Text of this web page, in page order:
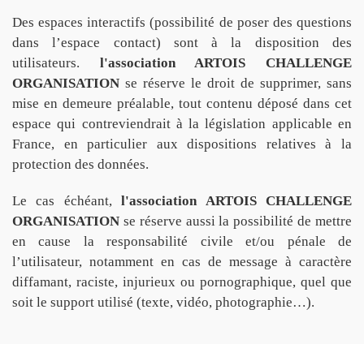
Des espaces interactifs (possibilité de poser des questions
dans l’espace contact) sont à la disposition des
utilisateurs. l'association ARTOIS CHALLENGE
ORGANISATION se réserve le droit de supprimer, sans
mise en demeure préalable, tout contenu déposé dans cet
espace qui contreviendrait à la législation applicable en
France, en particulier aux dispositions relatives à la
protection des données.
Le cas échéant,l'association ARTOIS CHALLENGE
ORGANISATION se réserve aussi la possibilité de mettre
en cause la responsabilité civile et/ou pénale de
l’utilisateur, notamment en cas de message à caractère
diffamant, raciste, injurieux ou pornographique, quel que
soit le support utilisé (texte, vidéo, photographie…).